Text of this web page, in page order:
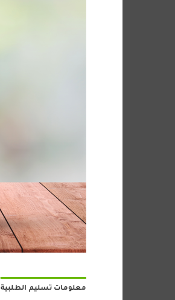
معلومات تسليم الطلبية